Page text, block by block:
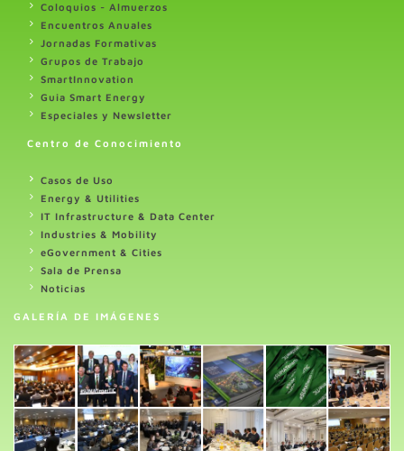
Coloquios - Almuerzos
Encuentros Anuales
Jornadas Formativas
Grupos de Trabajo
SmartInnovation
Guia Smart Energy
Especiales y Newsletter
Centro de Conocimiento
Casos de Uso
Energy & Utilities
IT Infrastructure & Data Center
Industries & Mobility
eGovernment & Cities
Sala de Prensa
Noticias
GALERÍA DE IMÁGENES